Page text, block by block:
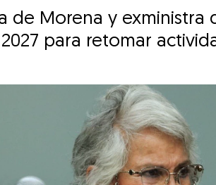
de Morena y
para retomar